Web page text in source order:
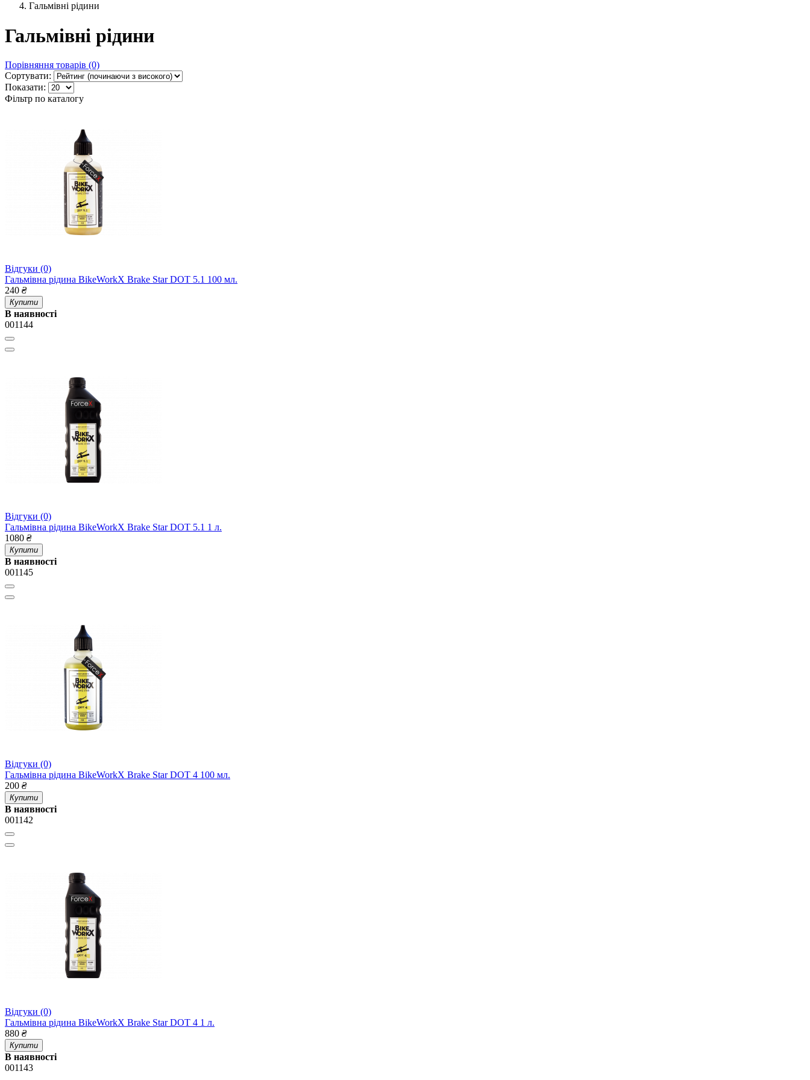
Гальмівні рідини
Гальмівні рідини
Порівняння товарів (0)
Сортувати:
Показати:
Фільтр по каталогу
Відгуки (0)
Гальмівна рідина BikeWorkX Brake Star DOT 5.1 100 мл.
240 ₴
Купити
В наявності
001144
Відгуки (0)
Гальмівна рідина BikeWorkX Brake Star DOT 5.1 1 л.
1080 ₴
Купити
В наявності
001145
Відгуки (0)
Гальмівна рідина BikeWorkX Brake Star DOT 4 100 мл.
200 ₴
Купити
В наявності
001142
Відгуки (0)
Гальмівна рідина BikeWorkX Brake Star DOT 4 1 л.
880 ₴
Купити
В наявності
001143